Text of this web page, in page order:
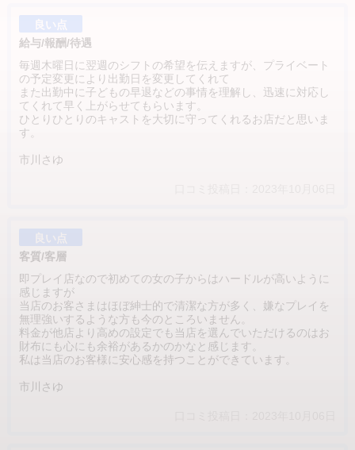
良い点
給与/報酬/待遇
毎週木曜日に翌週のシフトの希望を伝えますが、プライベート
の予定変更により出勤日を変更してくれて
また出勤中に子どもの早退などの事情を理解し、迅速に対応し
てくれて早く上がらせてもらいます。
ひとりひとりのキャストを大切に守ってくれるお店だと思いま
す。
市川さゆ
良い点
客質/客層
即プレイ店なので初めての女の子からはハードルが高いように
感じますが
当店のお客さまはほぼ紳士的で清潔な方が多く、嫌なプレイを
無理強いするような方も今のところいません。
料金が他店より高めの設定でも当店を選んでいただけるのはお
財布にも心にも余裕があるかのかなと感じます。
私は当店のお客様に安心感を持つことができています。
市川さゆ